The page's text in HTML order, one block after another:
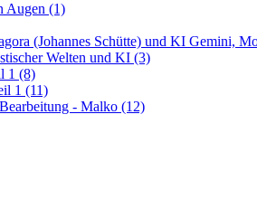
Augen (1)
(Johannes Schütte) und KI Gemini,
Welten und KI (3)
1 (8)
1 (11)
- Malko (12)